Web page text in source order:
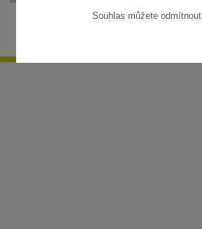
Souhlas můžete odmítnout